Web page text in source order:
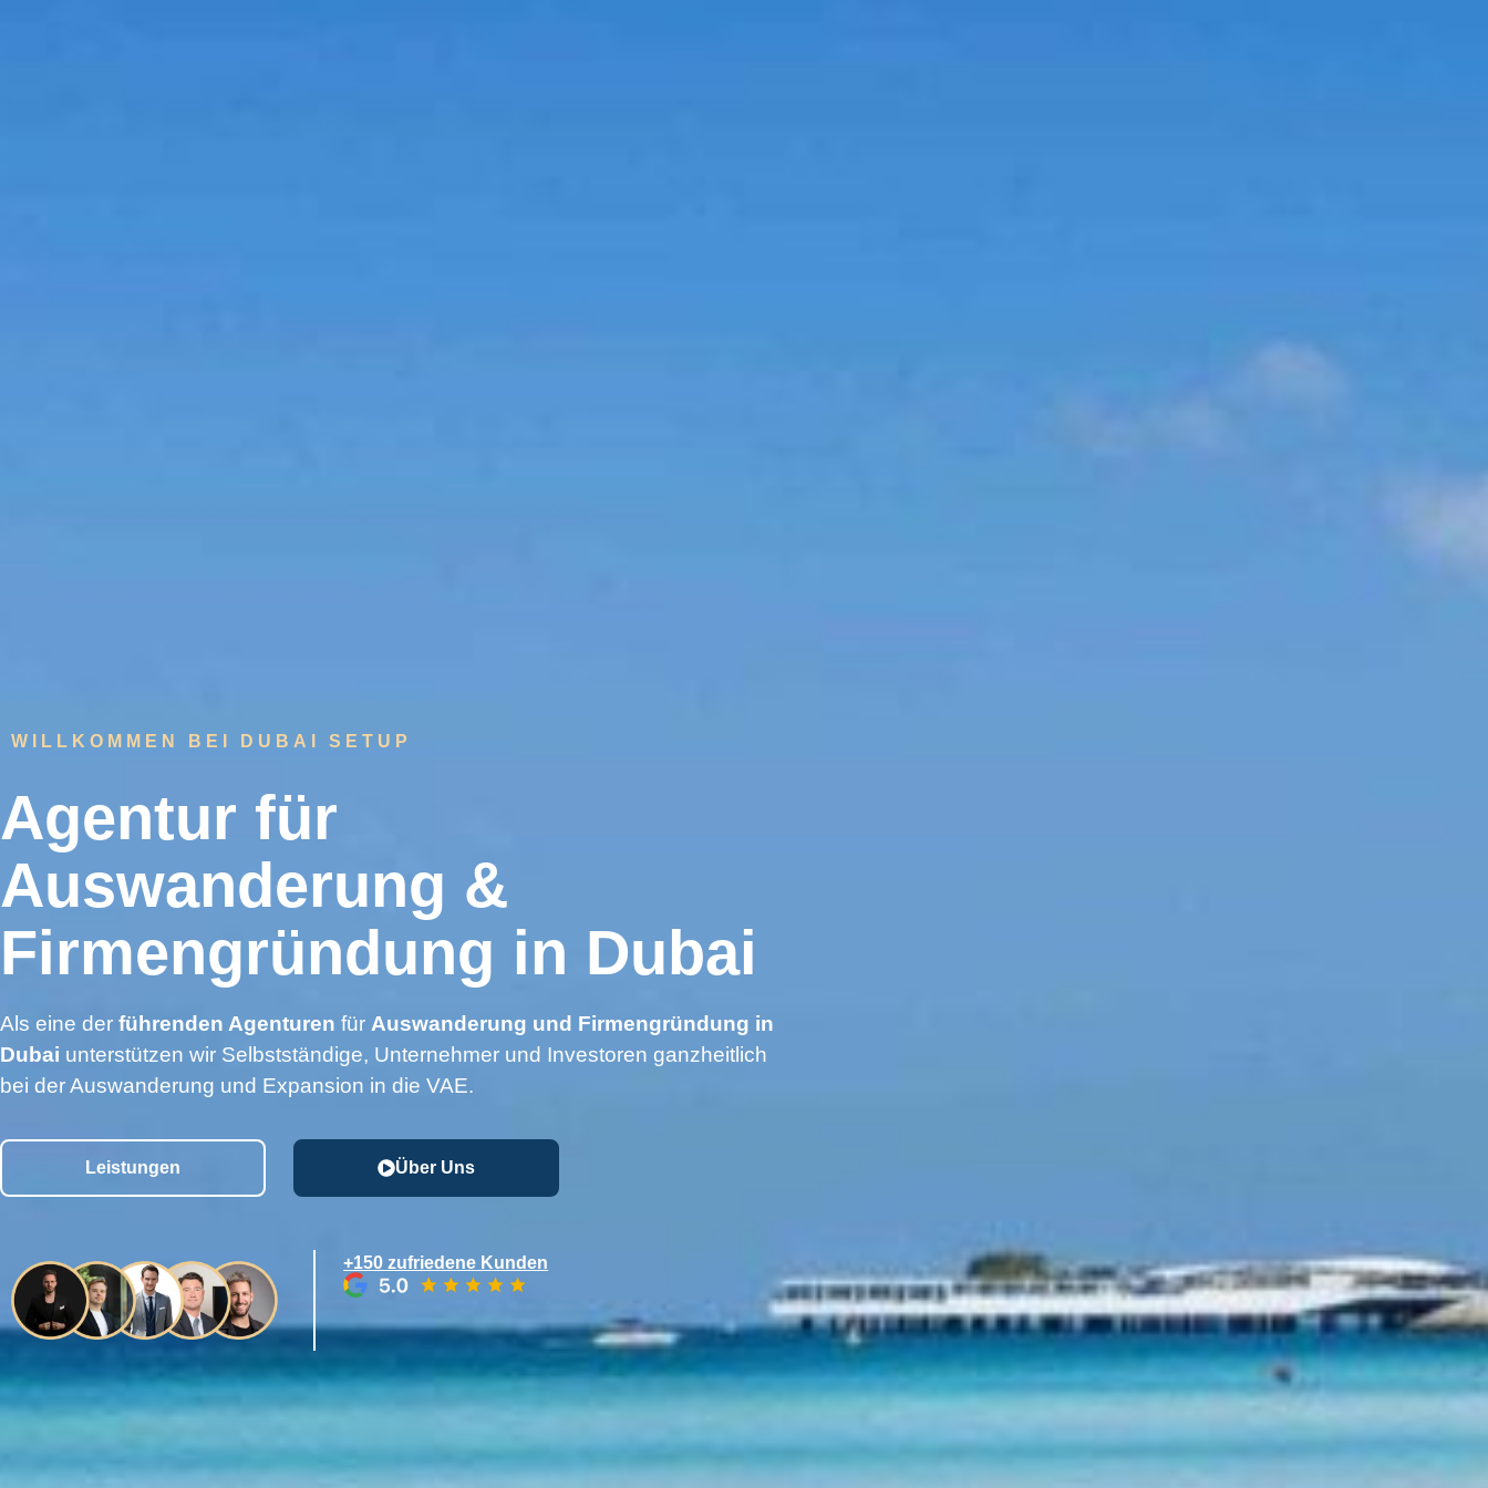
WILLKOMMEN BEI DUBAI SETUP
Agentur für
Auswanderung &
Firmengründung in Dubai
Als eine der führenden Agenturen für Auswanderung und Firmengründung in
Dubai unterstützen wir Selbstständige, Unternehmer und Investoren ganzheitlich
bei der Auswanderung und Expansion in die VAE.
Leistungen Über Uns
+150 zufriedene Kunden